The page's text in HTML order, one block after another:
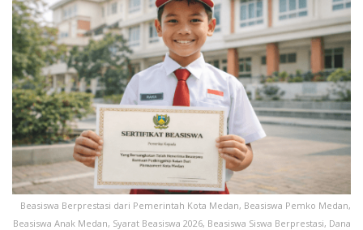
Beasiswa Berprestasi dari Pemerintah Kota Medan, Beasiswa Pemko Medan,
Beasiswa Anak Medan, Syarat Beasiswa 2026, Beasiswa Siswa Berprestasi, Dana